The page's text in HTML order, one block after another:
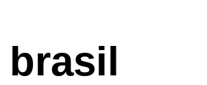
brasil